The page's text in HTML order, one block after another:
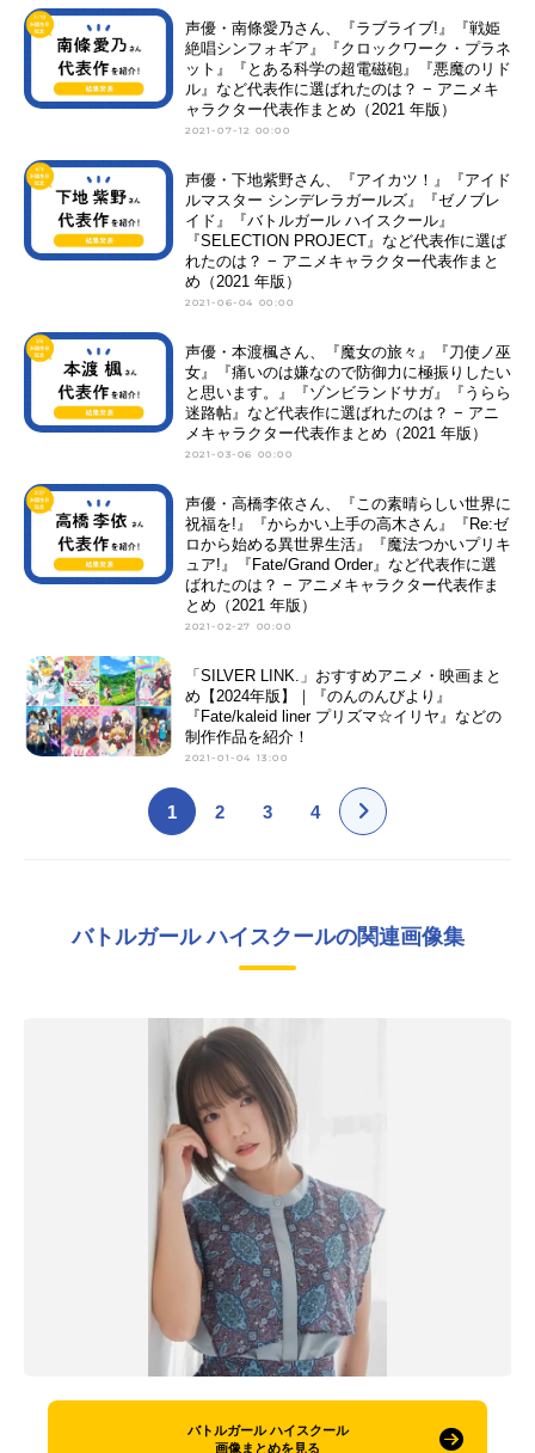
声優・南條愛乃さん、『ラブライブ!』『戦姫
絶唱シンフォギア』『クロックワーク・プラネ
ット』『とある科学の超電磁砲』『悪魔のリド
ル』など代表作に選ばれたのは？ − アニメキ
ャラクター代表作まとめ（2021 年版）
2021-07-12 00:00
声優・下地紫野さん、『アイカツ！』『アイド
ルマスター シンデレラガールズ』『ゼノブレ
イド』『バトルガール ハイスクール』
『SELECTION PROJECT』など代表作に選ば
れたのは？ − アニメキャラクター代表作まと
め（2021 年版）
2021-06-04 00:00
声優・本渡楓さん、『魔女の旅々』『刀使ノ巫
女』『痛いのは嫌なので防御力に極振りしたい
と思います。』『ゾンビランドサガ』『うらら
迷路帖』など代表作に選ばれたのは？ − アニ
メキャラクター代表作まとめ（2021 年版）
2021-03-06 00:00
声優・高橋李依さん、『この素晴らしい世界に
祝福を!』『からかい上手の高木さん』『Re:ゼ
ロから始める異世界生活』『魔法つかいプリキ
ュア!』『Fate/Grand Order』など代表作に選
ばれたのは？ − アニメキャラクター代表作ま
とめ（2021 年版）
2021-02-27 00:00
「SILVER LINK.」おすすめアニメ・映画まと
め【2024年版】｜『のんのんびより』
『Fate/kaleid liner プリズマ☆イリヤ』などの
制作作品を紹介！
2021-01-04 13:00
1 2 3 4
バトルガール ハイスクールの関連画像集
バトルガール ハイスクール
画像まとめを見る